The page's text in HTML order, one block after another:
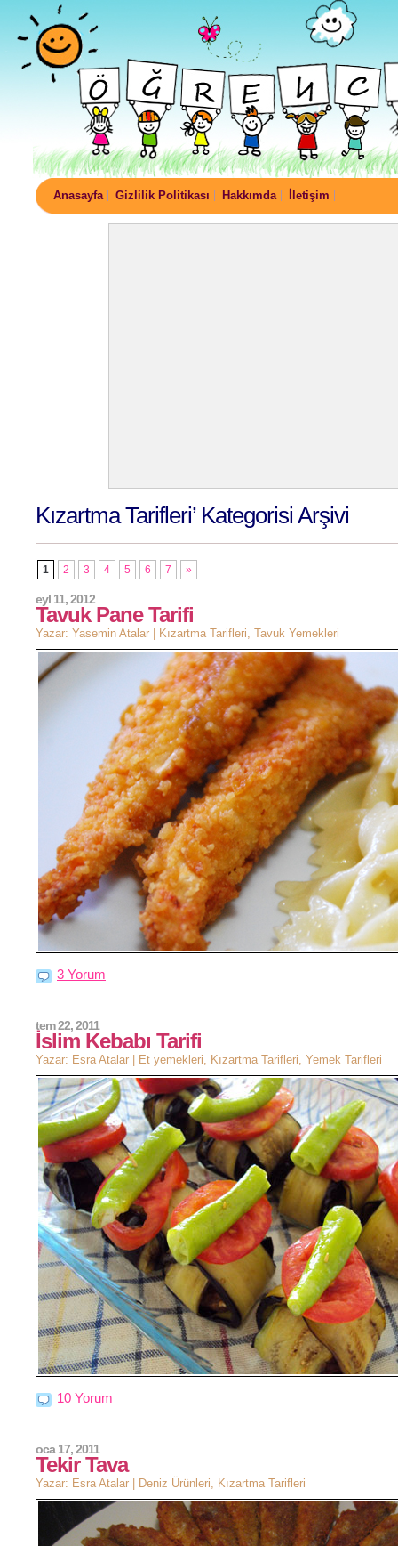
Anasayfa Gizlilik Politikası Hakkımda İletişim
Kızartma Tarifleri’ Kategorisi Arşivi
1 2 3 4 5 6 7 »
Tavuk Pane Tarifi
eyl 11, 2012
Yazar: Yasemin Atalar | Kızartma Tarifleri Tavuk Yemekleri
3 Yorum
İslim Kebabı Tarifi
tem 22, 2011
Yazar: Esra Atalar | Et yemekleri Kızartma Tarifleri Yemek Tarifleri
10 Yorum
Tekir Tava
oca 17, 2011
Yazar: Esra Atalar | Deniz Ürünleri Kızartma Tarifleri